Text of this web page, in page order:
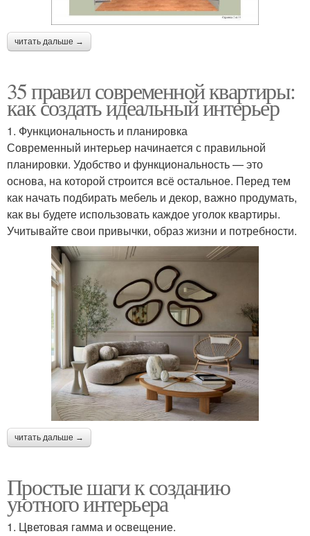
читать дальше →
35 правил современной квартиры:
как создать идеальный интерьер
1. Функциональность и планировка
Современный интерьер начинается с правильной
планировки. Удобство и функциональность — это
основа, на которой строится всё остальное. Перед тем
как начать подбирать мебель и декор, важно продумать,
как вы будете использовать каждое уголок квартиры.
Учитывайте свои привычки, образ жизни и потребности.
читать дальше →
Простые шаги к созданию
уютного интерьера
1. Цветовая гамма и освещение.